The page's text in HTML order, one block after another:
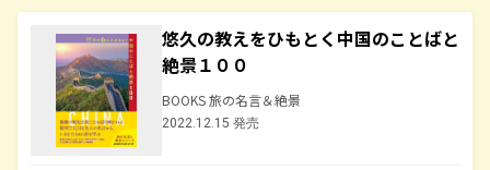
悠久の教えをひもとく中国のことばと
絶景１００
BOOKS 旅の名言＆絶景
2022.12.15 発売